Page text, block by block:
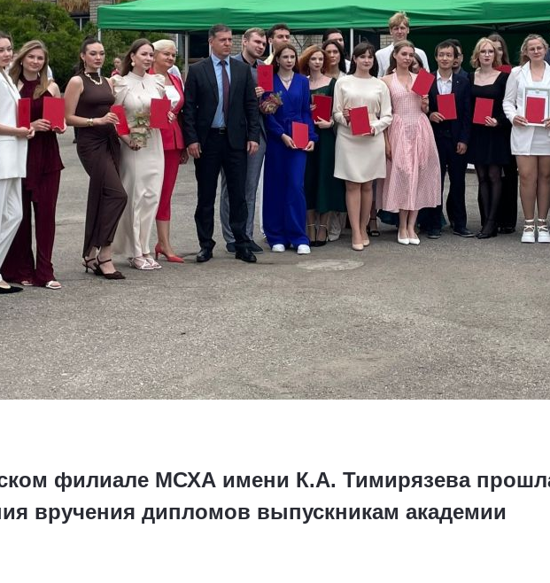
филиале МСХА имени К.А. Тимирязева
вручения дипломов выпускникам академии